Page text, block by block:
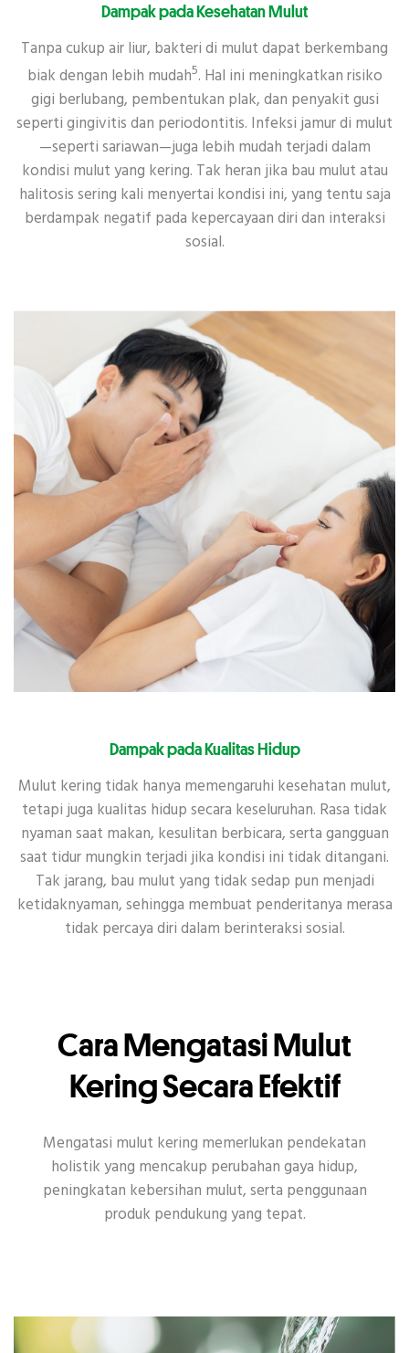
Dampak pada Kesehatan Mulut
Tanpa cukup air liur, bakteri di mulut dapat berkembang
biak dengan lebih mudah5. Hal ini meningkatkan risiko
gigi berlubang, pembentukan plak, dan penyakit gusi
seperti gingivitis dan periodontitis. Infeksi jamur di mulut
—seperti sariawan—juga lebih mudah terjadi dalam
kondisi mulut yang kering. Tak heran jika bau mulut atau
halitosis sering kali menyertai kondisi ini, yang tentu saja
berdampak negatif pada kepercayaan diri dan interaksi
sosial.
Dampak pada Kualitas Hidup
Mulut kering tidak hanya memengaruhi kesehatan mulut,
tetapi juga kualitas hidup secara keseluruhan. Rasa tidak
nyaman saat makan, kesulitan berbicara, serta gangguan
saat tidur mungkin terjadi jika kondisi ini tidak ditangani.
Tak jarang, bau mulut yang tidak sedap pun menjadi
ketidaknyaman, sehingga membuat penderitanya merasa
tidak percaya diri dalam berinteraksi sosial.
Cara Mengatasi Mulut
Kering Secara Efektif
Mengatasi mulut kering memerlukan pendekatan
holistik yang mencakup perubahan gaya hidup,
peningkatan kebersihan mulut, serta penggunaan
produk pendukung yang tepat.